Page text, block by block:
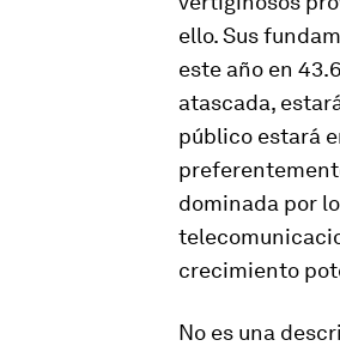
ello. Sus
este año en
atascada,
público estará
dominada por
crecimiento
No es una